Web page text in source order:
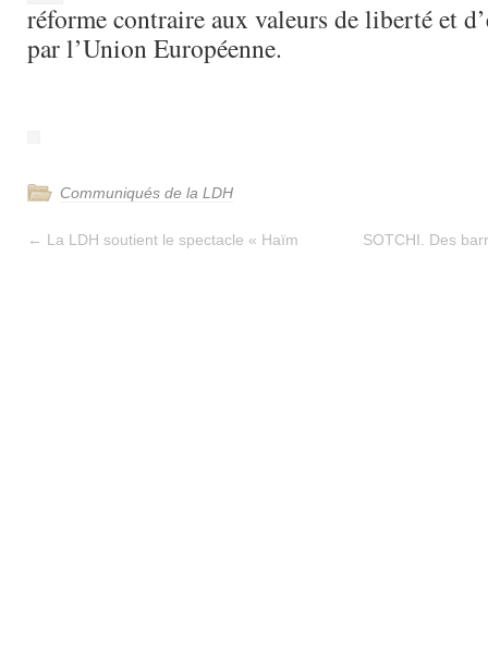
réforme contraire aux valeurs de liberté et
par l’Union Européenne.
Communiqués de la LDH
← La LDH soutient le spectacle « Haïm SOTCHI. Des